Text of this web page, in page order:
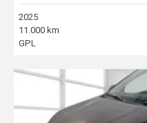
2025
11.000 km
GPL